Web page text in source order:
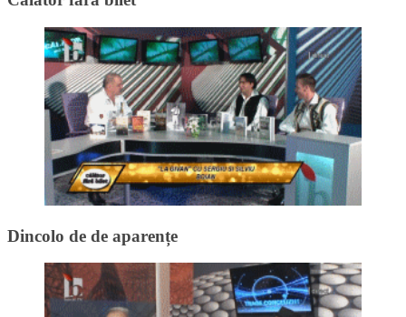
Dincolo de de aparențe